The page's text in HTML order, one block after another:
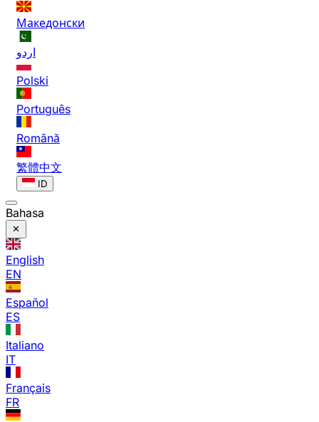
Македонски
اردو
Polski
Português
Română
繁體中文
ID
Bahasa
English
EN
Español
ES
Italiano
IT
Français
FR